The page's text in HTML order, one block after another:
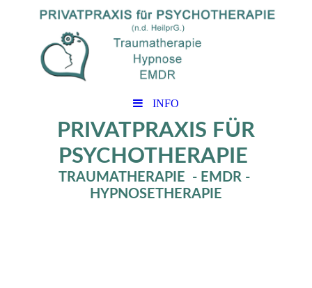
INFO
PRIVATPRAXIS FÜR
PSYCHOTHERAPIE
TRAUMATHERAPIE - EMDR -
HYPNOSETHERAPIE